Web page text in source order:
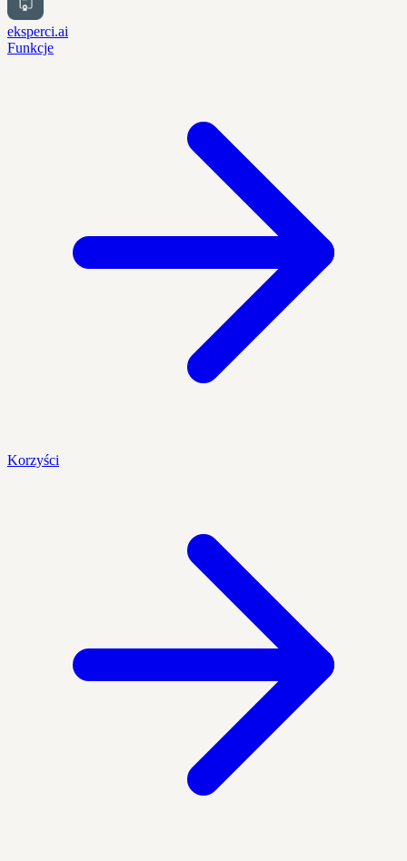
eksperci.ai
Funkcje
Korzyści